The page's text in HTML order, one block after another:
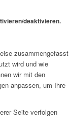
deaktivieren.
zusammengefasst
wird und wie
wir mit den
anpassen, um Ihre
Seite verfolgen